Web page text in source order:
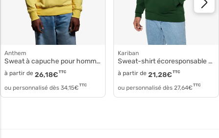
Anthem
Sweat à capuche pour homme am001
à partir de 26,18€ TTC
ou personnalisé dès 34,15€ TTC
Kariban
Sweat-shirt écoresponsable à capuche homme k4027
à partir de 21,28€ TTC
ou personnalisé dès 27,64€ TTC